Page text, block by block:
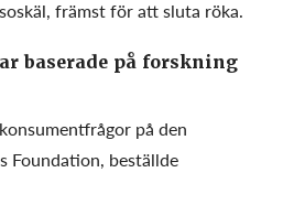
främst för att sluta röka.
baserade på forskning
på den
Foundation, beställde